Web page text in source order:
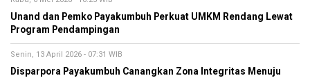
Unand dan Pemko Payakumbuh Perkuat UMKM Rendang Lewat
Program Pendampingan
Senin, 13 April 2026 - 07:31 WIB
Disparpora Payakumbuh Canangkan Zona Integritas Menuju